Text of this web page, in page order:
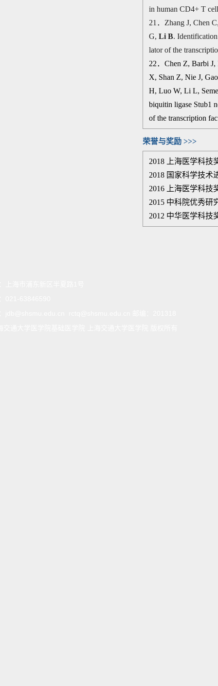
in human CD4+ T
21 ． Zhang J, Chen
G, Li B.
lator of the
22． Chen Z, Barbi
X, Shan Z, Nie J,
H, Luo W, Li L,
biquitin ligase Stub1
of the transcription
荣誉与奖励 >>>
2018 上海医学科技
2018 国家科学技术
2016 上海医学科技
2015 中科院优秀研
2012 中华医学科技